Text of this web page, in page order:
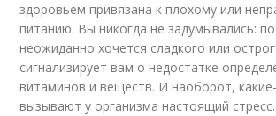
здоровьем привязана к плохому или
питанию. Вы никогда не задумывались:
неожиданно хочется сладкого или
сигнализирует вам о недостатке
витаминов и веществ. И наоборот,
вызывают у организма настоящий стресс.